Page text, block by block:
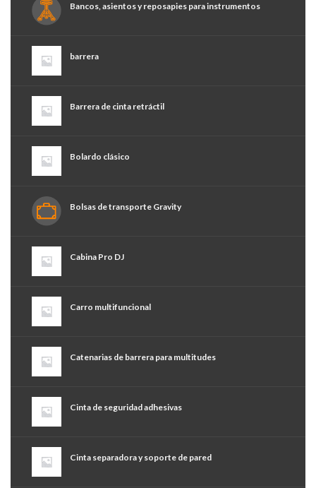
Bancos, asientos y reposapies para instrumentos
barrera
Barrera de cinta retráctil
Bolardo clásico
Bolsas de transporte Gravity
Cabina Pro DJ
Carro multifuncional
Catenarias de barrera para multitudes
Cinta de seguridad adhesivas
Cinta separadora y soporte de pared